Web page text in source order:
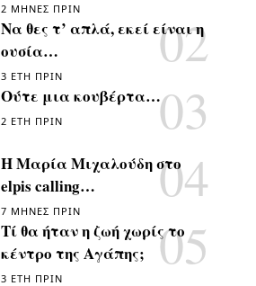
2 ΜΉΝΕΣ ΠΡΙΝ
Να θες τ’ απλά, εκεί είναι η
ουσία…
3 ΈΤΗ ΠΡΙΝ
Ούτε μια κουβέρτα…
2 ΈΤΗ ΠΡΙΝ
Η Μαρία Μιχαλούδη στο
elpis calling…
7 ΜΉΝΕΣ ΠΡΙΝ
Τί θα ήταν η ζωή χωρίς το
κέντρο της Αγάπης;
3 ΈΤΗ ΠΡΙΝ